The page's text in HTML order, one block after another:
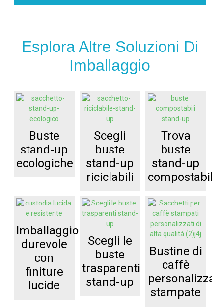
Esplora Altre Soluzioni Di
Imballaggio
Buste
stand-up
ecologiche
Scegli
buste
stand-up
riciclabili
Trova
buste
stand-up
compostabili
Imballaggio
durevole
con
finiture
lucide
Scegli le
buste
trasparenti
stand-up
Bustine di
caffè
stampate